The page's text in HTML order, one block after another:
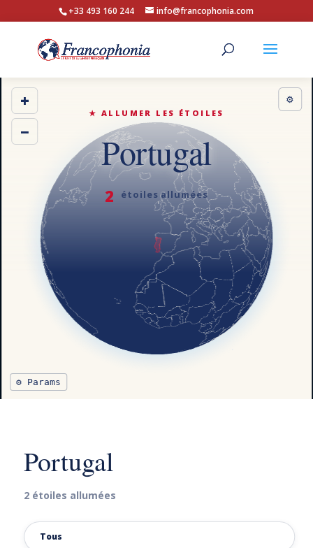
+33 493 160 244 info@francophonia.com
⚙ Params
⚙
+
−
★ ALLUMER LES ÉTOILES
Portugal
2 étoiles allumées
Portugal
2 étoiles allumées
Tous